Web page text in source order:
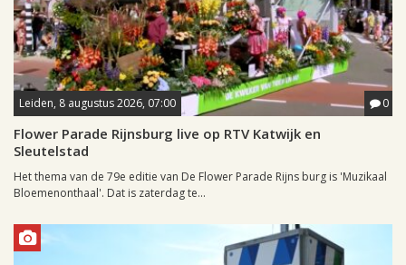
Leiden, 8 augustus 2026, 07:00 0
Flower Parade Rijnsburg live op RTV Katwijk en
Sleutelstad
Het thema van de 79e editie van De Flower Parade Rijns burg is 'Muzikaal
Bloemenonthaal'. Dat is zaterdag te...